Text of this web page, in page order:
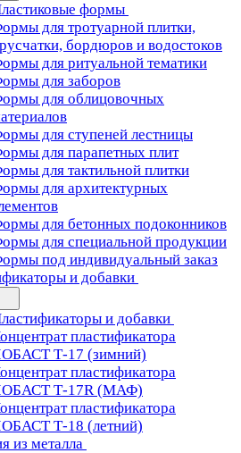
формы
для тротуарной плитки,
бордюров и водостоков
для ритуальной тематики
для заборов
для облицовочных
для ступеней лестницы
для парапетных плит
для тактильной плитки
для архитектурных
для бетонных подоконников
для специальной продукции
под индивидуальный заказ
и добавки
и добавки
пластификатора
Т-17 (зимний)
пластификатора
Т-17R (МАФ)
пластификатора
Т-18 (летний)
из металла